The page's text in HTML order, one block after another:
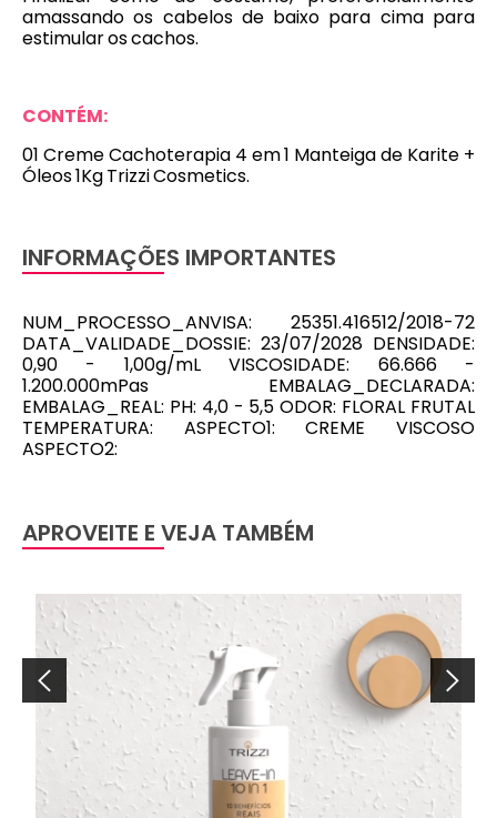
amassando os cabelos de baixo para cima para
estimular os cachos.
CONTÉM:
01 Creme Cachoterapia 4 em 1 Manteiga de Karite +
Óleos 1Kg Trizzi Cosmetics.
INFORMAÇÕES IMPORTANTES
NUM_PROCESSO_ANVISA: 25351.416512/2018-72
DATA_VALIDADE_DOSSIE: 23/07/2028 DENSIDADE:
0,90 - 1,00g/mL VISCOSIDADE: 66.666 -
1.200.000mPas EMBALAG_DECLARADA:
EMBALAG_REAL: PH: 4,0 - 5,5 ODOR: FLORAL FRUTAL
TEMPERATURA: ASPECTO1: CREME VISCOSO
ASPECTO2:
APROVEITE E VEJA TAMBÉM